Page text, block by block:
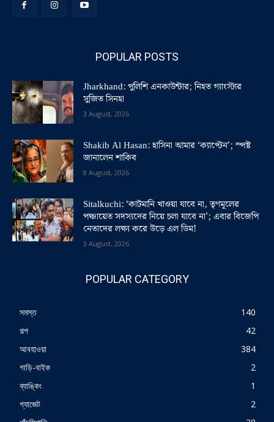
POPULAR POSTS
Jharkhand: পুলিশি এনকাউন্টার; নিহত গ্যাংস্টার
সুজিত সিনহা
3 August, 2026
Shakib Al Hasan: হাসিনা আমার ‘ক্যাপ্টেন’; স্পষ্ট
জানালেন শাকিব
8 August, 2026
Sitalkuchi: ‘কাটমানি খাওয়া যাবে না, তৃণমূলের
পঞ্চায়েত সদস্যদের নিয়ে চলা যাবে না’; এবার বিজেপি
নেতাদের লক্ষ্য করে উড়ে এল ডিম!
3 August, 2026
POPULAR CATEGORY
সমস্ত
140
গল্প
42
আবহাওয়া
384
গাড়ি-বাইক
2
ব্যাঙ্কিং
1
গ্যাজেট
2